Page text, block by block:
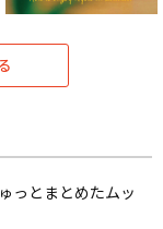
っとまとめたムッ